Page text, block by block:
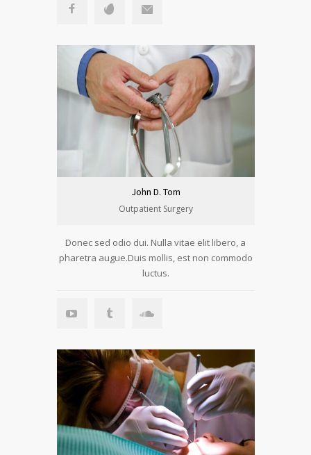
John D. Tom
Outpatient Surgery
Donec sed odio dui. Nulla vitae elit libero, a
pharetra augue.Duis mollis, est non commodo
luctus.